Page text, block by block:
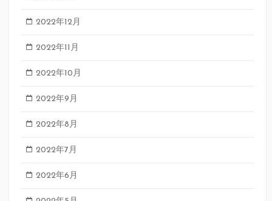
2022年12月
2022年11月
2022年10月
2022年9月
2022年8月
2022年7月
2022年6月